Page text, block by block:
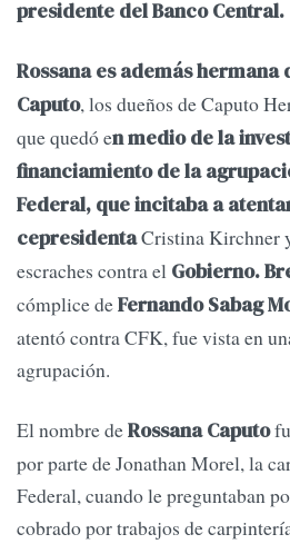
presi­dente del Banco Central.
Rossana es además hermana
Caputo, los dueños de Caputo
que quedó en medio de la
financiamiento de la
Federal, que incitaba a
cepresidentaCristina Kirchner
escraches contra el Gobierno.
cómplice deFernando Sabag
atentó contra CFK, fue vista en
agrupación.
El nombre deRossana Caputo
por parte de Jonathan Morel, la
Federal, cuando le pre­guntaban
cobrado por trabajos de